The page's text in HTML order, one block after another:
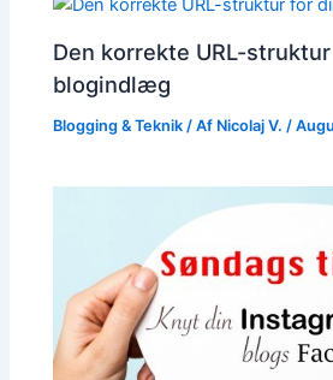
Den korrekte URL-
blogindlæg
Blogging & Teknik / Af Nicolaj V./